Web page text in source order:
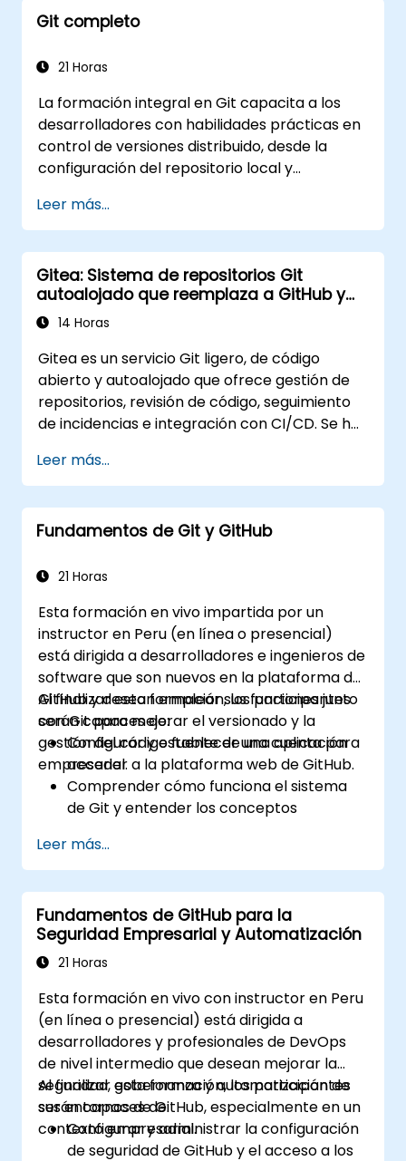
Ejecutar operaciones prácticas de Git
interfaces gráficas.
integración de repositorios y el control de
versiones.
Git completo
21 Horas
La formación integral en Git capacita a los
desarrolladores con habilidades prácticas en
control de versiones distribuido, desde la
configuración del repositorio local y
despliegue del servidor y flujos de trabajo
colaborativos en equipo. El programa guía a
los participantes a través de herramientas
utilitarias de Git y personalización,
proporcionando conocimientos aplicables
para gestionar el control de fuentes en
de integración continua.
Leer más...
Gitea: Sistema de repositorios Git
autoalojado que reemplaza a GitHub y
GitLab14 Horas
Gitea es un servicio Git ligero, de código
abierto y autoalojado que ofrece gestión de
repositorios, revisión de código, seguimiento
de incidencias e integración con CI/CD. Se ha
popular a GitHub y GitLab.com para equipos
que necesitan control total sobre su código
fuente sin estar sujetos a términos de servicio
de terceros ni restricciones de exportación.
Leer más...
Fundamentos de Git y GitHub
21 Horas
Esta formación en vivo impartida por un
instructor en Peru (en línea o presencial)
está dirigida a desarrolladores e ingenieros de
software que son nuevos en la plataforma de
GitHub y desean emplear sus funciones junto
con Git para mejorar el versionado y la
gestión del código fuente de una aplicación
empresarial.
Al finalizar esta formación, los participantes
serán capaces de:
Configurar y establecer una cuenta para
acceder a la plataforma web de GitHub.
Comprender cómo funciona el sistema
de Git y entender los conceptos
Crear y gestionar repositorios de GitHub
mientras se implementan flujos de
trabajo de Git.
Ejecutar cambios en el código fuente
dentro de GitHub y sincronizar las
revisiones realizadas fuera de la
Utilizar Solicitudes de Extracción (Pull
Requests), Etiquetas, Lanzamientos y
otros componentes fundamentales de
GitHub.
Realizar funciones de control de versiones
basadas en Git y utilizar el entorno bash
de GitHub.
Crear ramas de repositorio para resolver
Leer más...
Fundamentos de GitHub para la
Seguridad Empresarial y Automatización
21 Horas
Esta formación en vivo con instructor en Peru
(en línea o presencial) está dirigida a
desarrolladores y profesionales de DevOps
de nivel intermedio que desean mejorar la
seguridad, gobernanza y automatización de
sus entornos de GitHub, especialmente en un
contexto empresarial.
Al finalizar esta formación, los participantes
serán capaces de:
Configurar y administrar la configuración
de seguridad de GitHub y el acceso a los